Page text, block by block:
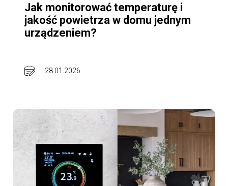
Jak monitorować temperaturę i
jakość powietrza w domu jednym
urządzeniem?
28.01.2026